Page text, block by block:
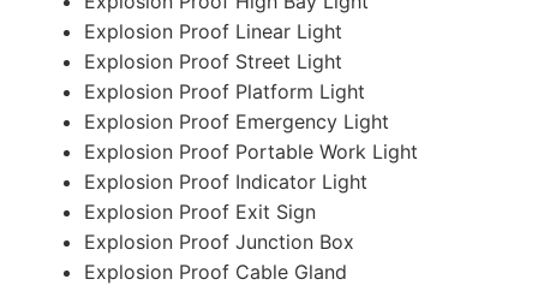
Explosion Proof Linear Light
Explosion Proof Street Light
Explosion Proof Platform Light
Explosion Proof Emergency Light
Explosion Proof Portable Work Light
Explosion Proof Indicator Light
Explosion Proof Exit Sign
Explosion Proof Junction Box
Explosion Proof Cable Gland